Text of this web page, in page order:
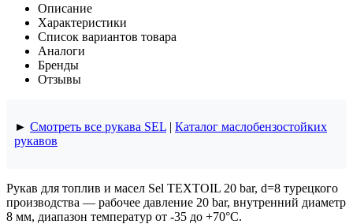
Описание
Характеристики
Список вариантов товара
Аналоги
Бренды
Отзывы
► Смотреть все рукава SEL | Каталог маслобензостойких
рукавов
Рукав для топлив и масел Sel TEXTOIL 20 bar, d=8 турецкого
производства — рабочее давление 20 bar, внутренний диаметр
8 мм, диапазон температур от -35 до +70°C.